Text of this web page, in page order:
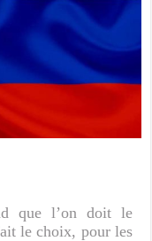
que l’on doit le
le choix, pour les